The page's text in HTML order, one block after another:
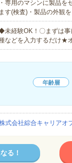
・専用のマシンに製品を
ます(検査)・製品の外観
未経験OK！〇まずは事
などを入力するだけ★
年齢層
式会社綜合キャリアオ
る！